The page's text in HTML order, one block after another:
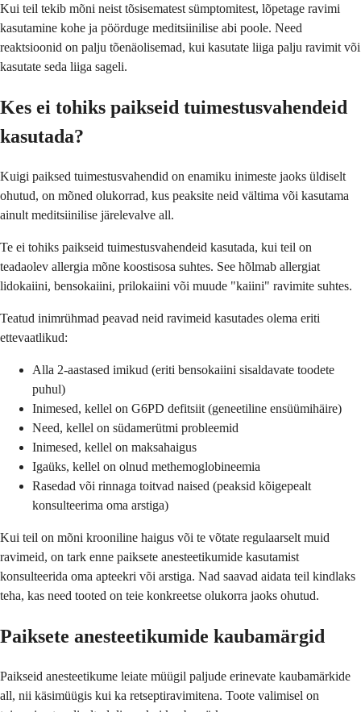
Kui teil tekib mõni neist tõsisematest sümptomitest, lõpetage ravimi
kasutamine kohe ja pöörduge meditsiinilise abi poole. Need
reaktsioonid on palju tõenäolisemad, kui kasutate liiga palju ravimit või
kasutate seda liiga sageli.
Kes ei tohiks paikseid tuimestusvahendeid
kasutada?
Kuigi paiksed tuimestusvahendid on enamiku inimeste jaoks üldiselt
ohutud, on mõned olukorrad, kus peaksite neid vältima või kasutama
ainult meditsiinilise järelevalve all.
Te ei tohiks paikseid tuimestusvahendeid kasutada, kui teil on
teadaolev allergia mõne koostisosa suhtes. See hõlmab allergiat
lidokaiini, bensokaiini, prilokaiini või muude "kaiini" ravimite suhtes.
Teatud inimrühmad peavad neid ravimeid kasutades olema eriti
ettevaatlikud:
Alla 2-aastased imikud (eriti bensokaiini sisaldavate toodete
puhul)
Inimesed, kellel on G6PD defitsiit (geneetiline ensüümihäire)
Need, kellel on südamerütmi probleemid
Inimesed, kellel on maksahaigus
Igaüks, kellel on olnud methemoglobineemia
Rasedad või rinnaga toitvad naised (peaksid kõigepealt
konsulteerima oma arstiga)
Kui teil on mõni krooniline haigus või te võtate regulaarselt muid
ravimeid, on tark enne paiksete anesteetikumide kasutamist
konsulteerida oma apteekri või arstiga. Nad saavad aidata teil kindlaks
teha, kas need tooted on teie konkreetse olukorra jaoks ohutud.
Paiksete anesteetikumide kaubamärgid
Paikseid anesteetikume leiate müügil paljude erinevate kaubamärkide
all, nii käsimüügis kui ka retseptiravimitena. Toote valimisel on